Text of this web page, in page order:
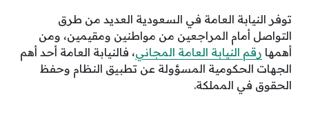
توفر النيابة العامة في السعودية العديد من طرق
التواصل أمام المراجعين من مواطنين ومقيمين، ومن
أهمها رقم النيابة العامة المجاني، فالنيابة العامة أحد أهم
الجهات الحكومية المسؤولة عن تطبيق النظام وحفظ
الحقوق في المملكة.